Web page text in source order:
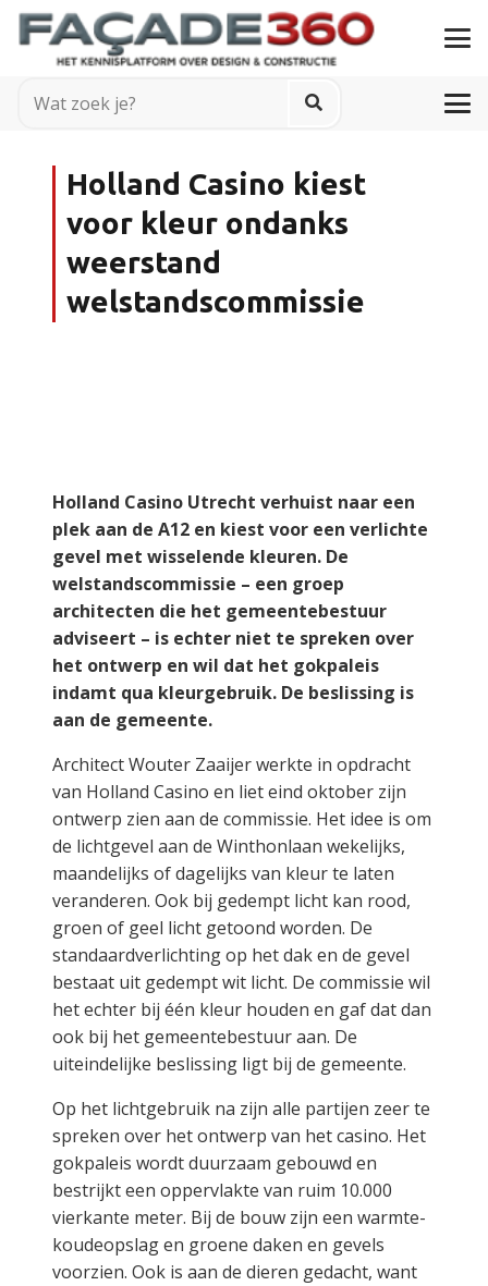
Holland Casino kiest
voor kleur ondanks
weerstand
welstandscommissie
Holland Casino Utrecht verhuist naar een
plek aan de A12 en kiest voor een verlichte
gevel met wisselende kleuren. De
welstandscommissie – een groep
architecten die het gemeentebestuur
adviseert – is echter niet te spreken over
het ontwerp en wil dat het gokpaleis
indamt qua kleurgebruik. De beslissing is
aan de gemeente.
Architect Wouter Zaaijer werkte in opdracht
van Holland Casino en liet eind oktober zijn
ontwerp zien aan de commissie. Het idee is om
de lichtgevel aan de Winthonlaan wekelijks,
maandelijks of dagelijks van kleur te laten
veranderen. Ook bij gedempt licht kan rood,
groen of geel licht getoond worden. De
standaardverlichting op het dak en de gevel
bestaat uit gedempt wit licht. De commissie wil
het echter bij één kleur houden en gaf dat dan
ook bij het gemeentebestuur aan. De
uiteindelijke beslissing ligt bij de gemeente.
Op het lichtgebruik na zijn alle partijen zeer te
spreken over het ontwerp van het casino. Het
gokpaleis wordt duurzaam gebouwd en
bestrijkt een oppervlakte van ruim 10.000
vierkante meter. Bij de bouw zijn een warmte-
koudeopslag en groene daken en gevels
voorzien. Ook is aan de dieren gedacht, want